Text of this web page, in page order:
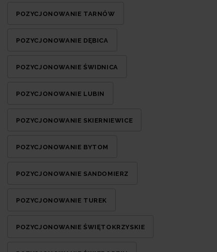
POZYCJONOWANIE TARNÓW
POZYCJONOWANIE DĘBICA
POZYCJONOWANIE ŚWIDNICA
POZYCJONOWANIE LUBIN
POZYCJONOWANIE SKIERNIEWICE
POZYCJONOWANIE BYTOM
POZYCJONOWANIE SANDOMIERZ
POZYCJONOWANIE TUREK
POZYCJONOWANIE ŚWIĘTOKRZYSKIE